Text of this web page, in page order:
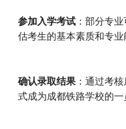
参加入学考试 ：部分专
估考生的基本素质和专业
确认录取结果 ：通过考
式成为成都铁路学校的一